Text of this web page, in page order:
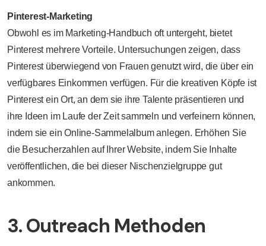
Pinterest-Marketing
Obwohl es im Marketing-Handbuch oft untergeht, bietet
Pinterest mehrere Vorteile. Untersuchungen zeigen, dass
Pinterest überwiegend von Frauen genutzt wird, die über ein
verfügbares Einkommen verfügen. Für die kreativen Köpfe ist
Pinterest ein Ort, an dem sie ihre Talente präsentieren und
ihre Ideen im Laufe der Zeit sammeln und verfeinern können,
indem sie ein Online-Sammelalbum anlegen. Erhöhen Sie
die Besucherzahlen auf Ihrer Website, indem Sie Inhalte
veröffentlichen, die bei dieser Nischenzielgruppe gut
ankommen.
3. Outreach Methoden